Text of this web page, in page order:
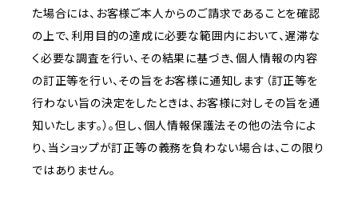
た場合には、お客様ご本人からのご請求であることを確認
の上で、利用目的の達成に必要な範囲内において、遅滞な
く必要な調査を行い、その結果に基づき、個人情報の内容
の訂正等を行い、その旨をお客様に通知します（訂正等を
行わない旨の決定をしたときは、お客様に対しその旨を通
知いたします。）。但し、個人情報保護法その他の法令によ
り、当ショップが訂正等の義務を負わない場合は、この限り
ではありません。